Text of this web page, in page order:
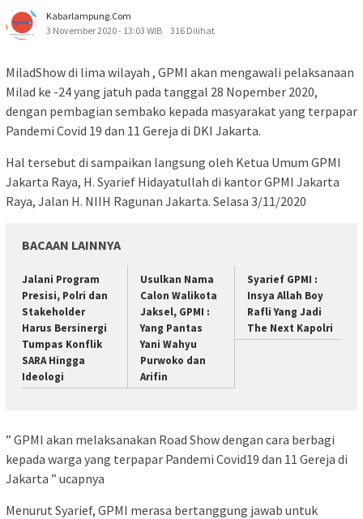
Kabarlampung.com
3 November 2020 - 13:03 WIB
316 Dilihat
MiladShow di lima wilayah , GPMI akan mengawali pelaksanaan
Milad ke -24 yang jatuh pada tanggal 28 Nopember 2020,
dengan pembagian sembako kepada masyarakat yang terpapar
Pandemi Covid 19 dan 11 Gereja di DKI Jakarta.
Hal tersebut di sampaikan langsung oleh Ketua Umum GPMI
Jakarta Raya, H. Syarief Hidayatullah di kantor GPMI Jakarta
Raya, Jalan H. NIIH Ragunan Jakarta. Selasa 3/11/2020
BACAAN LAINNYA
Jalani Program
Presisi, Polri dan
Stakeholder
Harus Bersinergi
Tumpas Konflik
SARA Hingga
Ideologi
Usulkan Nama
Calon Walikota
Jaksel, GPMI :
Yang Pantas
Yani Wahyu
Purwoko dan
Arifin
Syarief GPMI :
Insya Allah Boy
Rafli Yang Jadi
The Next Kapolri
” GPMI akan melaksanakan Road Show dengan cara berbagi
kepada warga yang terpapar Pandemi Covid19 dan 11 Gereja di
Jakarta ” ucapnya
Menurut Syarief, GPMI merasa bertanggung jawab untuk